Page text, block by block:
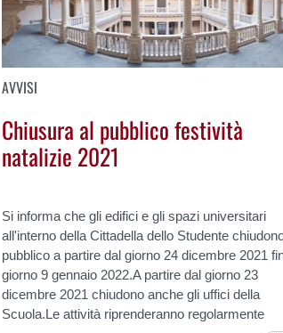
AVVISI
Chiusura al pubblico festività
natalizie 2021
Si informa che gli edifici e gli spazi universitari
all'interno della Cittadella dello Studente
pubblico a partire dal giorno 24 dicembre 2021
giorno 9 gennaio 2022.A partire dal giorno 23
dicembre 2021 chiudono anche gli uffici della
Scuola.Le attività riprenderanno regolarmente